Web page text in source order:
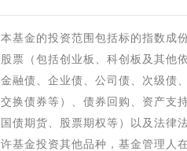
本基金的投资范围包括标的指数成
股票（包括创业板、科创板及其他
金融债、企业债、公司债、次级债
交换债券等）、债券回购、资产支
国债期货、股票期权等）以及法律
许基金投资其他品种，基金管理人